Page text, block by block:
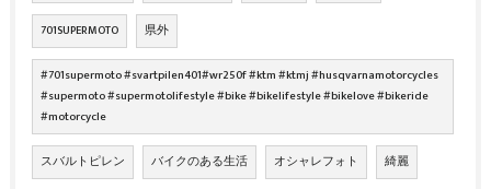
701SUPERMOTO 県外
#701supermoto #svartpilen401#wr250f #ktm #ktmj #husqvarnamotorcycles
#supermoto #supermotolifestyle #bike #bikelifestyle #bikelove #bikeride
#motorcycle
スバルトピレン バイクのある生活 オシャレフォト 綺麗